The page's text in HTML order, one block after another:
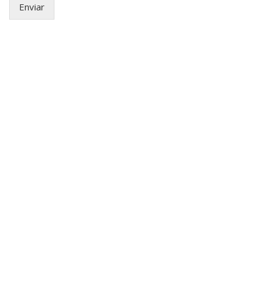
Enviar